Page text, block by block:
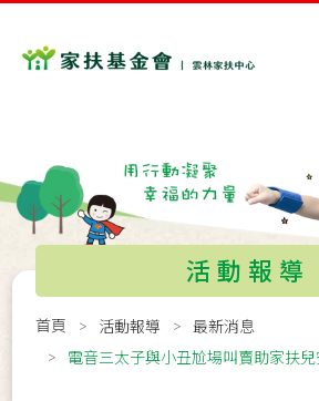
活動報導
首頁 活動報導
最新消息
電音三太子與小丑尬場叫賣助家扶